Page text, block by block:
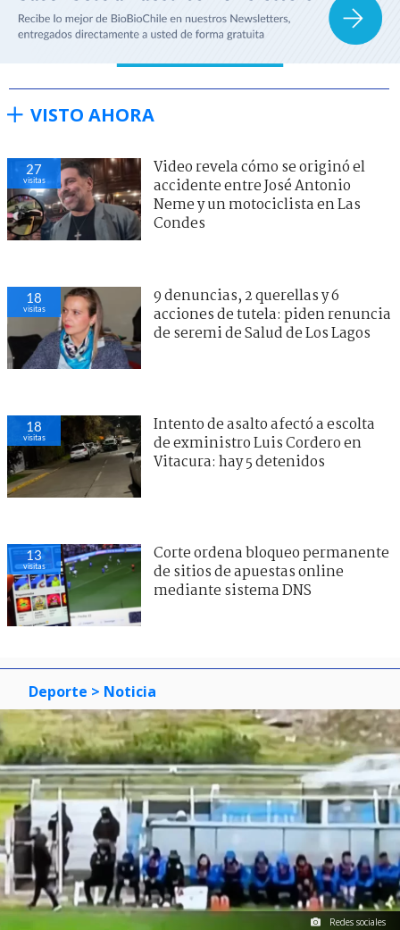
VISTO AHORA
27
visitas
Video revela cómo se originó el
accidente entre José Antonio
Neme y un motociclista en Las
Condes
18
visitas
9 denuncias, 2 querellas y 6
acciones de tutela: piden renuncia
de seremi de Salud de Los Lagos
18
visitas
Intento de asalto afectó a escolta
de exministro Luis Cordero en
Vitacura: hay 5 detenidos
13
visitas
Corte ordena bloqueo permanente
de sitios de apuestas online
mediante sistema DNS
Deporte > Noticia
Redes sociales